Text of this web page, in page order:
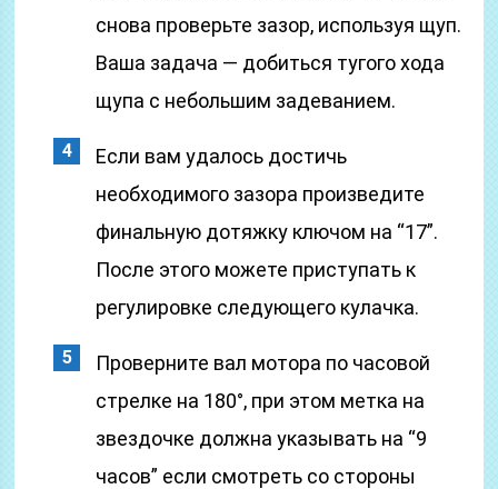
снова проверьте зазор, используя щуп.
Ваша задача — добиться тугого хода
щупа с небольшим задеванием.
Если вам удалось достичь
необходимого зазора произведите
финальную дотяжку ключом на “17”.
После этого можете приступать к
регулировке следующего кулачка.
Проверните вал мотора по часовой
стрелке на 180°, при этом метка на
звездочке должна указывать на “9
часов” если смотреть со стороны